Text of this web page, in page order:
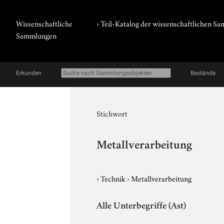
Wissenschaftliche
Sammlungen
› Teil-Katalog der wissenschaftlichen
Erkunden Bestände
Stichwort
Metallverarbeitung
›Technik›Metallverarbeitung
Alle Unterbegriffe (Ast)